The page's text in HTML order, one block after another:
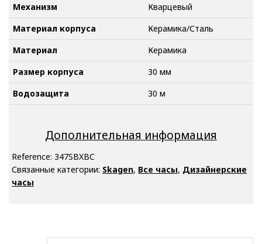
Механизм
Кварцевый
Материал корпуса
Керамика/Сталь
Материал
Керамика
Размер корпуса
30 мм
Водозащита
30 м
Дополнительная информация
Reference: 347SBXBC
Связанные категории: Skagen, Все часы, Дизайнерские
часы